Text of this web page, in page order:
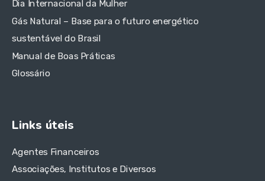
Dia Internacional da Mulher
Gás Natural – Base para o futuro energético
sustentável do Brasil
Manual de Boas Práticas
Glossário
Links úteis
Agentes Financeiros
Associações, Institutos e Diversos